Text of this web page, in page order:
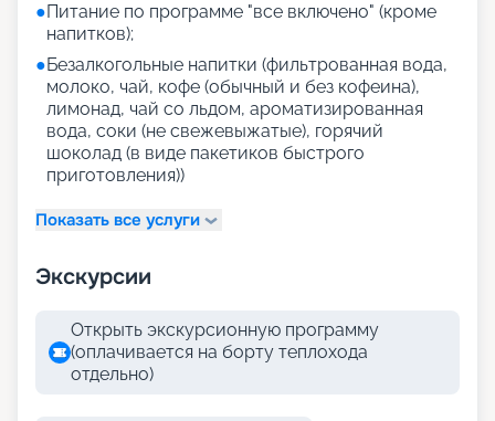
●Питание по программе "все включено" (кроме
напитков);
●Безалкогольные напитки (фильтрованная вода,
молоко, чай, кофе (обычный и без кофеина),
лимонад, чай со льдом, ароматизированная
вода, соки (не свежевыжатые), горячий
шоколад (в виде пакетиков быстрого
приготовления))
Показать все услуги
Экскурсии
Открыть экскурсионную программу
(оплачивается на борту теплохода
отдельно)